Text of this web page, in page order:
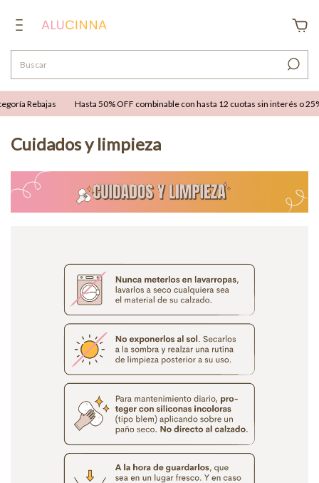
Rebajas Hasta 50% OFF combinable con hasta 12 cuotas sin interés o
Cuidados y limpieza